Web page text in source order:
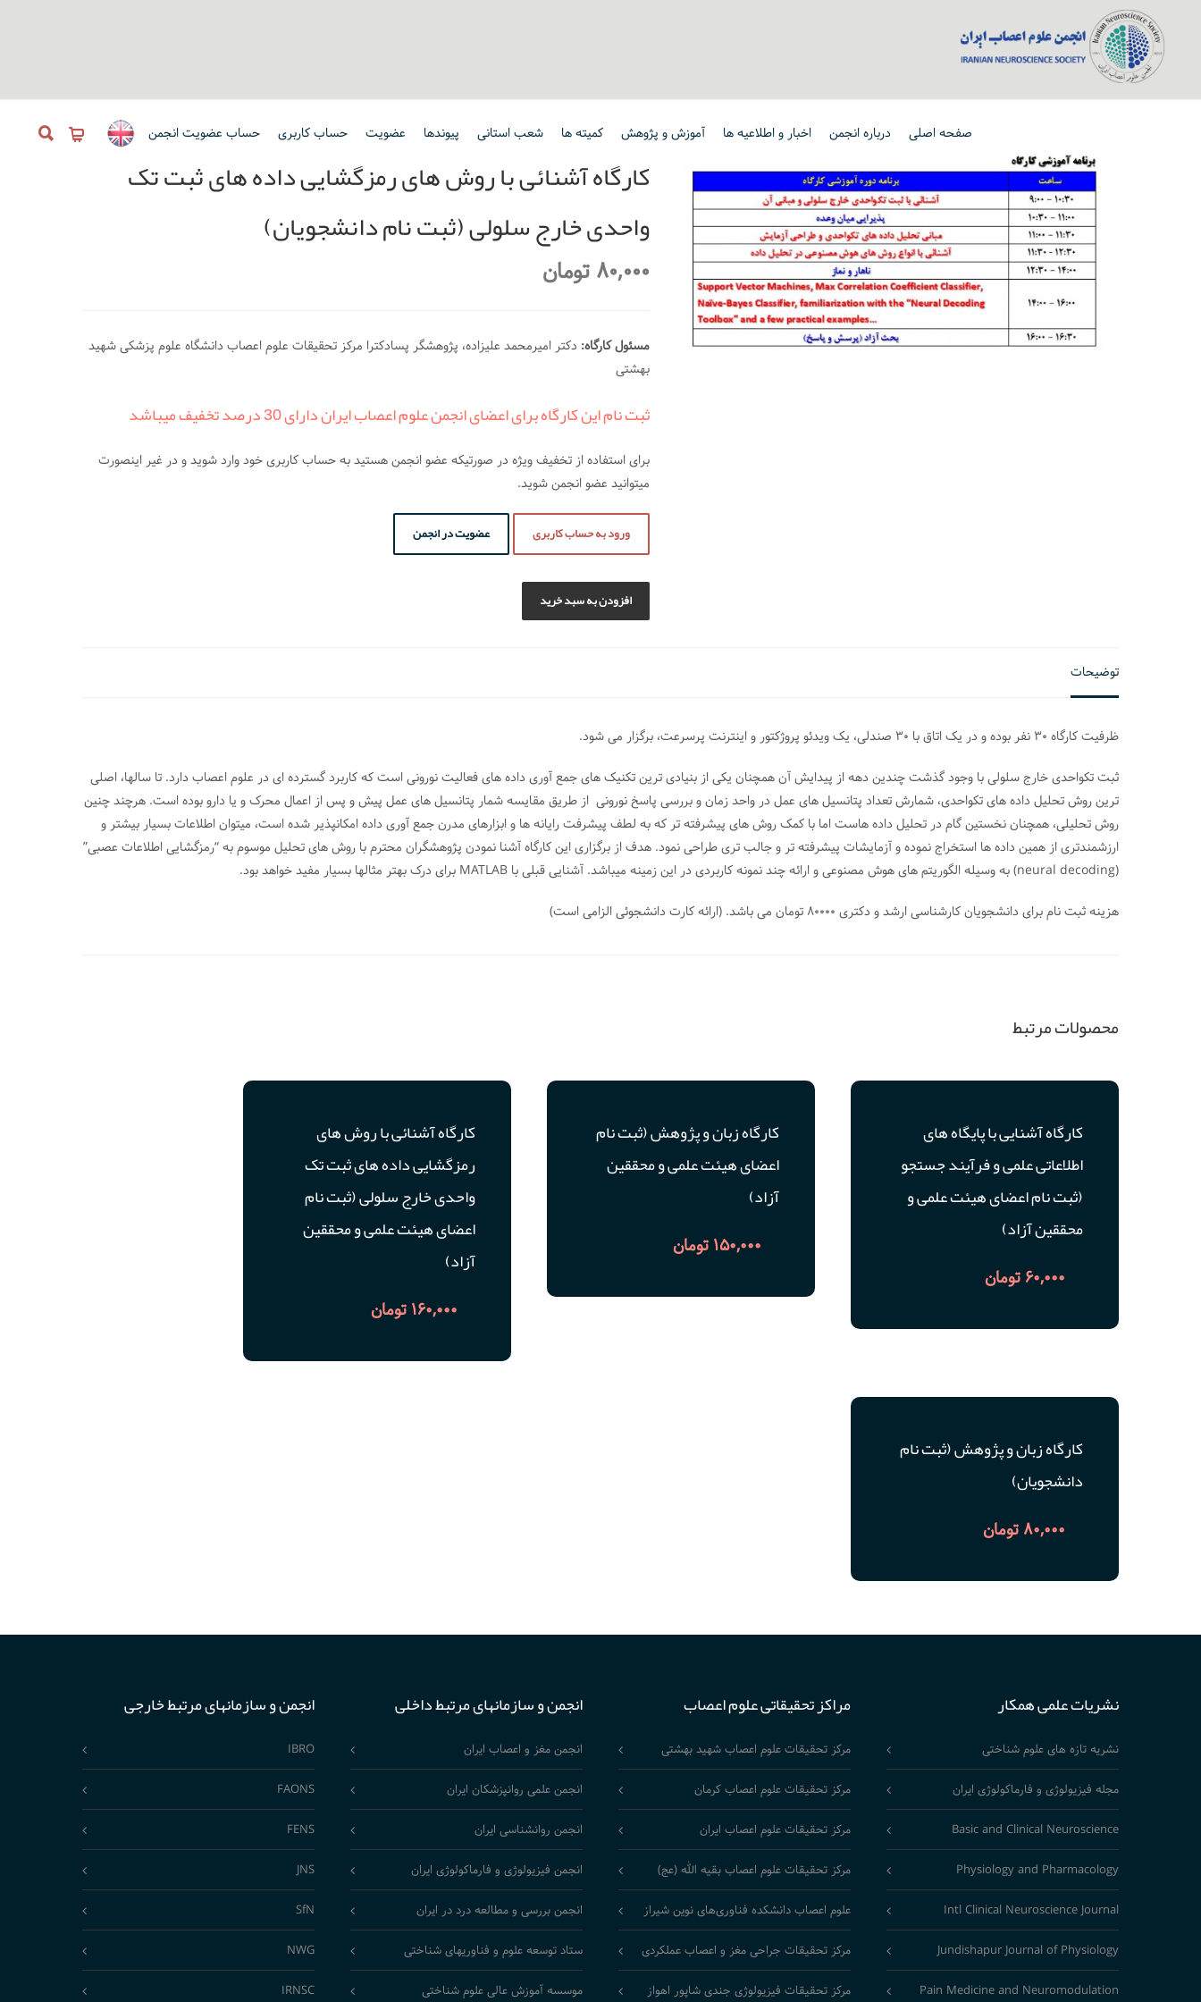
صفحه اصلی درباره انجمن اخبار و اطلاعیه ها آموزش و پژوهش کمیته ها شعب استانی پیوندها عضویت حساب کاربری حساب عضویت انجمن
کارگاه آشنائی با روش های رمزگشایی داده های ثبت تک
واحدی خارج سلولی (ثبت نام دانشجویان)
80,000 تومان
مسئول کارگاه: دکتر امیرمحمد علیزاده، پژوهشگر پسادکترا مرکز تحقیقات علوم اعصاب دانشگاه علوم پزشکی شهید
بهشتی
ثبت نام این کارگاه برای اعضای انجمن علوم اعصاب ایران دارای 30 درصد تخفیف میباشد
برای استفاده از تخفیف ویژه در صورتیکه عضو انجمن هستید به حساب کاربری خود وارد شوید و در غیر اینصورت
میتوانید عضو انجمن شوید.
ورود به حساب کاربری عضویت در انجمن
افزودن به سبد خرید
توضیحات
ظرفیت کارگاه 30 نفر بوده و در یک اتاق با 30 صندلی، یک ویدئو پروژکتور و اینترنت پرسرعت، برگزار می شود.
ثبت تکواحدی خارج سلولی با وجود گذشت چندین دهه از پیدایش آن همچنان یکی از بنیادی ترین تکنیک های جمع آوری داده های فعالیت نورونی است که کاربرد گسترده ای در علوم اعصاب دارد. تا سالها، اصلی
ترین روش تحلیل داده های تکواحدی، شمارش تعداد پتانسیل های عمل در واحد زمان و بررسی پاسخ نورونی از طریق مقایسه شمار پتانسیل های عمل پیش و پس از اعمال محرک و یا دارو بوده است. هرچند چنین
روش تحلیلی، همچنان نخستین گام در تحلیل داده هاست اما با کمک روش های پیشرفته تر که به لطف پیشرفت رایانه ها و ابزارهای مدرن جمع آوری داده امکانپذیر شده است، میتوان اطلاعات بسیار بیشتر و
ارزشمندتری از همین داده ها استخراج نموده و آزمایشات پیشرفته تر و جالب تری طراحی نمود. هدف از برگزاری این کارگاه آشنا نمودن پژوهشگران محترم با روش های تحلیل موسوم به “رمزگشایی اطلاعات عصبی”
(neural decoding) به وسیله الگوریتم های هوش مصنوعی و ارائه چند نمونه کاربردی در این زمینه میباشد. آشنایی قبلی با MATLAB برای درک بهتر مثالها بسیار مفید خواهد بود.
هزینه ثبت نام برای دانشجویان کارشناسی ارشد و دکتری 80000 تومان می باشد. (ارائه کارت دانشجوئی الزامی است)
محصولات مرتبط
کارگاه آشنایی با پایگاه های
اطلاعاتی علمی و فرآیند جستجو
(ثبت نام اعضای هیئت علمی و
محققین آزاد)
60,000 تومان
کارگاه زبان و پژوهش (ثبت نام
اعضای هیئت علمی و محققین
آزاد)
150,000 تومان
کارگاه آشنائی با روش های
رمزگشایی داده های ثبت تک
واحدی خارج سلولی (ثبت نام
اعضای هیئت علمی و محققین
آزاد)
160,000 تومان
کارگاه زبان و پژوهش (ثبت نام
دانشجویان)
80,000 تومان
نشریات علمی همکار
نشریه تازه های علوم شناختی
مجله فیزیولوژی و فارماکولوژی ایران
Basic and Clinical Neuroscience
Physiology and Pharmacology
Intl Clinical Neuroscience Journal
Jundishapur Journal of Physiology
Pain Medicine and Neuromodulation
مراکز تحقیقاتی علوم اعصاب
مرکز تحقیقات علوم اعصاب شهید بهشتی
مرکز تحقیقات علوم اعصاب کرمان
مرکز تحقیقات علوم اعصاب ایران
مرکز تحقیقات علوم اعصاب بقیه الله (عج)
علوم اعصاب دانشکده فناوری‌های نوین شیراز
مرکز تحقیقات جراحی مغز و اعصاب عملکردی
مرکز تحقیقات فیزیولوژی جندی شاپور اهواز
انجمن و سازمانهای مرتبط داخلی
انجمن مغز و اعصاب ایران
انجمن علمی روانپزشکان ایران
انجمن روانشناسی ایران
انجمن فیزیولوژی و فارماکولوژی ایران
انجمن بررسی و مطالعه درد در ایران
ستاد توسعه علوم و فناوریهای شناختی
موسسه آموزش عالی علوم شناختی
انجمن و سازمانهای مرتبط خارجی
IBRO
FAONS
FENS
JNS
SfN
NWG
IRNSC